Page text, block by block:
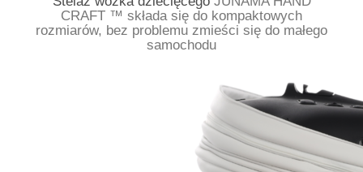
CRAFT ™ składa się do kompaktowych
rozmiarów, bez problemu zmieści się do małego
samochodu